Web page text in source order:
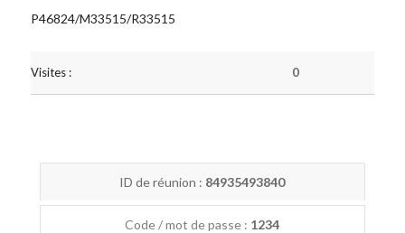
P46824/M33515/R33515
Visites : 0
ID de réunion : 84935493840
Code / mot de passe : 1234